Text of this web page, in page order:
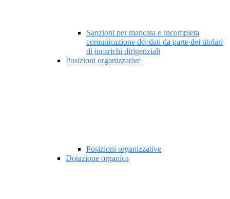
Sanzioni per mancata o incompleta
comunicazione dei dati da parte dei titolari
di incarichi dirigenziali
Posizioni organizzative
Posizioni organizzative
Dotazione organica